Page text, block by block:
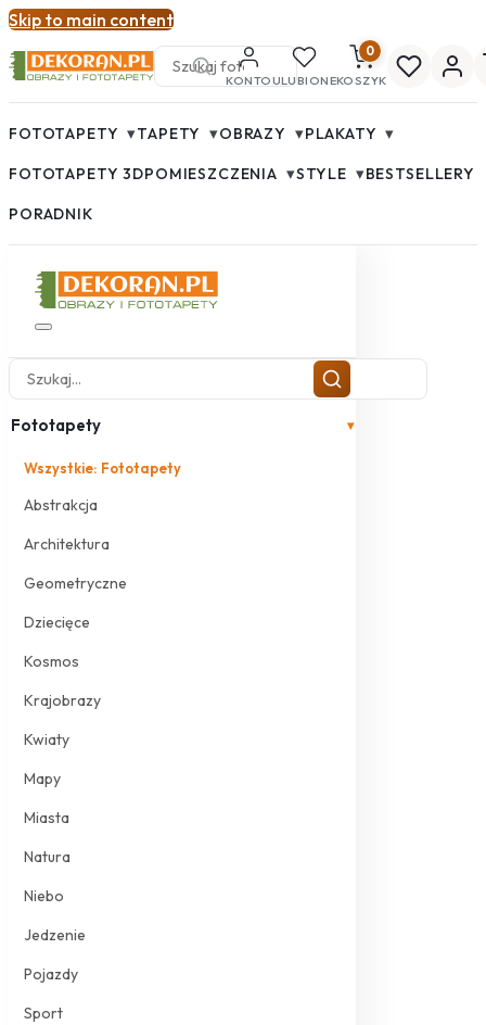
Skip to main content
KONTOULUBIONE
0
KOSZYK
FOTOTAPETY ▾TAPETY ▾OBRAZY ▾PLAKATY ▾
FOTOTAPETY 3DPOMIESZCZENIA ▾STYLE ▾BESTSELLERY
PORADNIK
Fototapety ▾
Wszystkie: Fototapety
Abstrakcja
Architektura
Geometryczne
Dziecięce
Kosmos
Krajobrazy
Kwiaty
Mapy
Miasta
Natura
Niebo
Jedzenie
Pojazdy
Sport